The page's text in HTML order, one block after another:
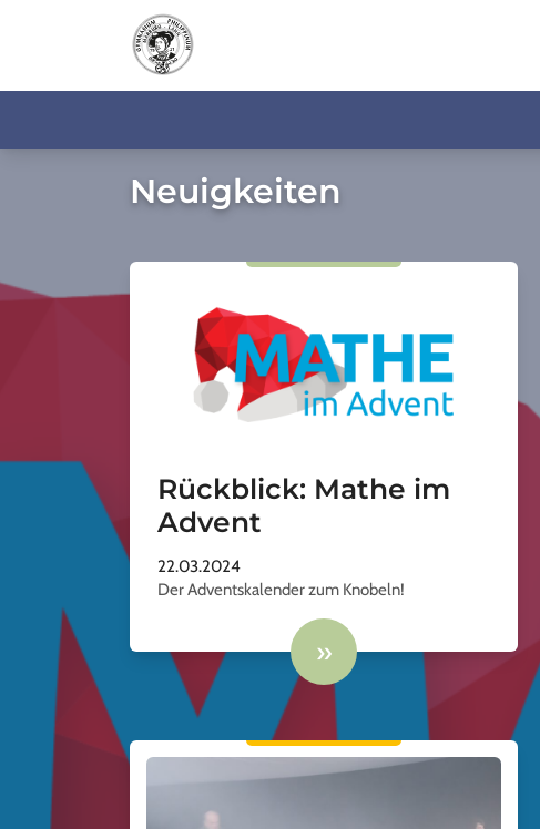
Neuigkeiten
Rückblick: Mathe im
Advent
22.03.2024
Der Adventskalender zum Knobeln!
»